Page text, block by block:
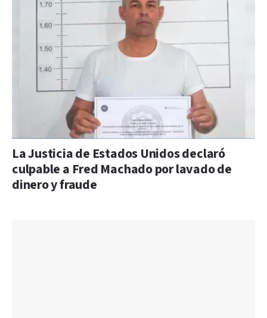
La Justicia de Estados Unidos declaró
culpable a Fred Machado por lavado de
dinero y fraude